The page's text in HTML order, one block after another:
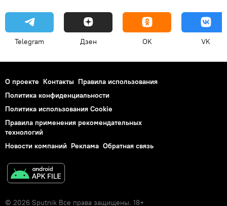
Telegram Дзен OK VK
О проекте Контакты Правила использования
Политика конфиденциальности
Политика использования Cookie
Правила применения рекомендательных
технологий
Новости компаний Реклама Обратная связь
© 2026 Sputnik Все права защищены. 18+